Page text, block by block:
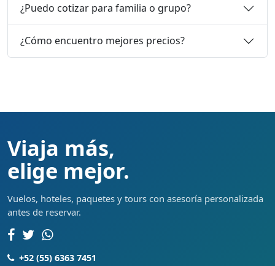
¿Puedo cotizar para familia o grupo?
¿Cómo encuentro mejores precios?
Viaja más,
elige mejor.
Vuelos, hoteles, paquetes y tours con asesoría personalizada
antes de reservar.
+52 (55) 6363 7451